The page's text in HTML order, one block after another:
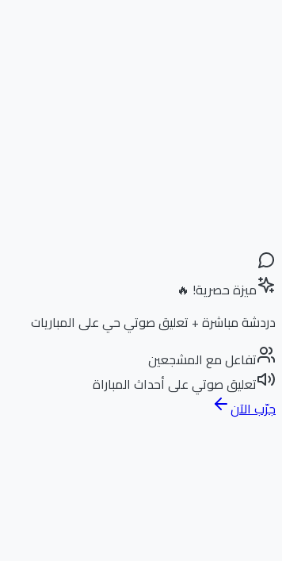
ميزة حصرية! 🔥
دردشة مباشرة + تعليق صوتي حي على المباريات
تفاعل مع المشجعين
تعليق صوتي على أحداث المباراة
جرّب الآن